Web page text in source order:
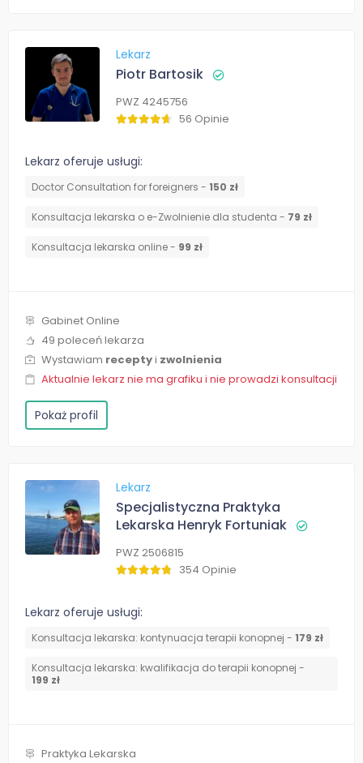
Lekarz
Piotr Bartosik
PWZ 4245756
56 Opinie
Lekarz oferuje usługi:
Doctor Consultation for foreigners - 150 zł
Konsultacja lekarska o e-Zwolnienie dla studenta - 79 zł
Konsultacja lekarska online - 99 zł
Gabinet Online
49 poleceń lekarza
Wystawiam receptyi zwolnienia
Aktualnie lekarz nie ma grafiku i nie prowadzi konsultacji
Pokaż profil
Lekarz
Specjalistyczna Praktyka
Lekarska Henryk Fortuniak
PWZ 2506815
354 Opinie
Lekarz oferuje usługi:
Konsultacja lekarska: kontynuacja terapii konopnej - 179 zł
Konsultacja lekarska: kwalifikacja do terapii konopnej -
199 zł
Praktyka Lekarska